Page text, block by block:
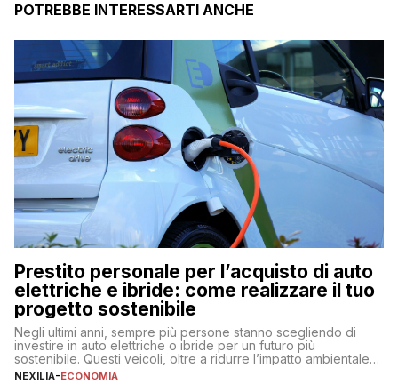
POTREBBE INTERESSARTI ANCHE
Prestito personale per l’acquisto di auto
elettriche e ibride: come realizzare il tuo
progetto sostenibile
Negli ultimi anni, sempre più persone stanno scegliendo di
investire in auto elettriche o ibride per un futuro più
sostenibile. Questi veicoli, oltre a ridurre l’impatto ambientale,
offrono vantaggi economici a lungo termine, come minori costi
NEXILIA-ECONOMIA